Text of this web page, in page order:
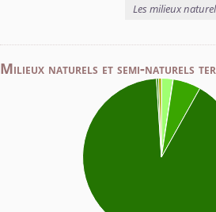
Les milieux
Milieux naturels et semi-naturels